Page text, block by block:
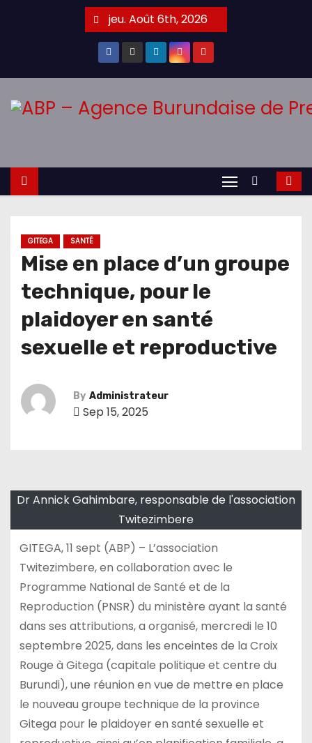
jeu. Août 6th, 2026
GITEGA SANTÉ
Mise en place d’un groupe
technique, pour le
plaidoyer en santé
sexuelle et reproductive
By Administrateur
Sep 15, 2025
Dr Annick Gahimbare, responsable de l'association
Twitezimbere
GITEGA, 11 sept (ABP) – L’association
Twitezimbere, en collaboration avec le
Programme National de Santé et de la
Reproduction (PNSR) du ministère ayant la santé
dans ses attributions, a organisé, mercredi le 10
septembre 2025, dans les enceintes de la Croix
Rouge à Gitega (capitale politique et centre du
Burundi), une réunion en vue de mettre en place
le nouveau groupe technique de la province
Gitega pour le plaidoyer en santé sexuelle et